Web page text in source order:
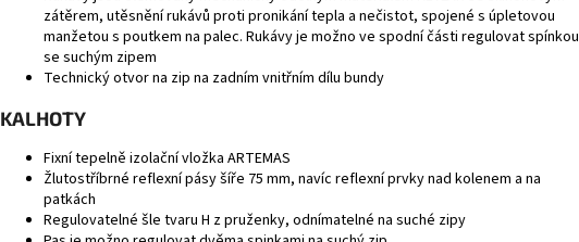
zátěrem, utěsnění rukávů proti pronikání tepla a nečistot, spojené s úpletovou
manžetou s poutkem na palec. Rukávy je možno ve spodní části regulovat spínkou
se suchým zipem
Technický otvor na zip na zadním vnitřním dílu bundy
KALHOTY
Fixní tepelně izolační vložka ARTEMAS
Žlutostříbrné reflexní pásy šíře 75 mm, navíc reflexní prvky nad kolenem a na
patkách
Regulovatelné šle tvaru H z pruženky, odnímatelné na suché zipy